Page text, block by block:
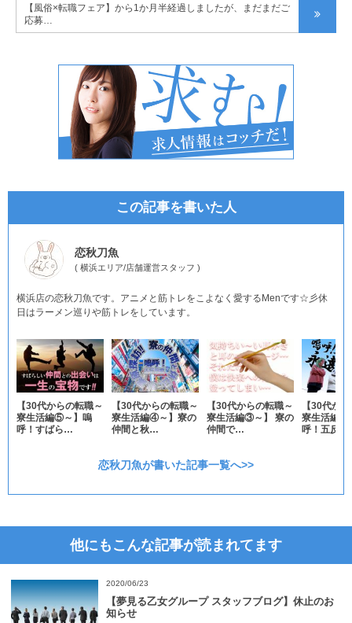
【風俗×転職フェア】から1か月半経過しましたが、まだまだご
応募…
この記事を書いた人
恋秋刀魚
( 横浜エリア/店舗運営スタッフ )
横浜店の恋秋刀魚です。アニメと筋トレをこよなく愛するMenです☆彡休
日はラーメン巡りや筋トレをしています。
【30代からの転職～
寮生活編⑤～】嗚
呼！すばら…
【30代からの転職～
寮生活編④～】寮の
仲間と秋…
【30代からの転職～
寮生活編③～】 寮の
仲間で…
【30代か
寮生活編②
呼！五反
恋秋刀魚が書いた記事一覧へ>>
他にもこんな記事が読まれてます
2020/06/23
【夢見る乙女グループ スタッフブログ】休止のお
知らせ